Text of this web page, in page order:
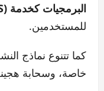
البرمجيات كخدمة (SaaS):
للمستخدمين.
كما تتنوع نماذج
خاصة، وسحابة